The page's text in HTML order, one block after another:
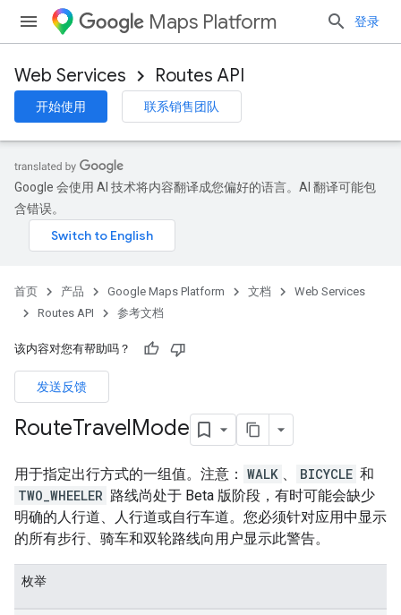
Maps Platform 登录
Web Services Routes API
开始使用 联系销售团队
Google 会使用 AI 技术将内容翻译成您偏好的语言。AI 翻译可能包
含错误。
首页 产品 Google Maps Platform 文档
Web Services
Routes API
参考文档
该内容对您有帮助吗？
发送反馈
RouteTravelMode
用于指定出行方式的一组值。注意： WALK 、 BICYCLE 和
TWO_WHEELER 路线尚处于 Beta 版阶段，有时可能会缺少
明确的人行道、人行道或自行车道。您必须针对应用中显示
的所有步行、骑车和双轮路线向用户显示此警告。
枚举